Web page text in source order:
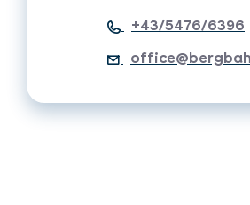
+43/5476/6396